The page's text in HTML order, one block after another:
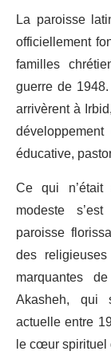
La paroisse
officiellement
familles
guerre de
arrivèrent à
éducative,
Ce qui n’était
modeste
paroisse
des
marquantes
Akasheh, qui
actuelle entre
le cœur spirituel